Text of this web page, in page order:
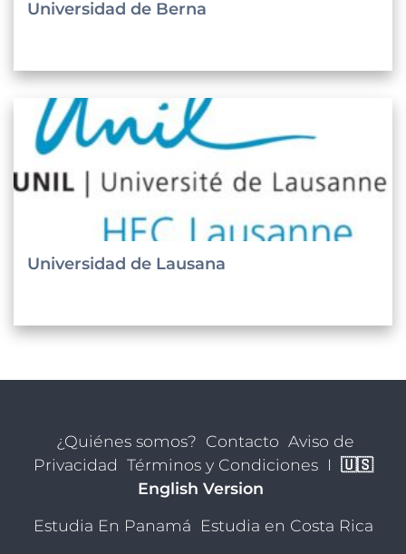
Universidad de Berna
Universidad de Lausana
¿Quiénes somos? Contacto Aviso de
Privacidad Términos y Condiciones I 🇺🇸
English Version
Estudia En Panamá
Estudia en Costa Rica